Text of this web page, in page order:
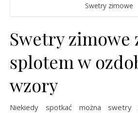
Swetry zimowe
Swetry zimowe
splotem w
wzory
Niekiedy spotkać można swetry